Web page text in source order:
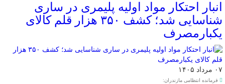
انبار احتکار مواد اولیه پلیمری در ساری
شناسایی شد؛ کشف ۳۵۰ هزار قلم کالای
یکبارمصرف
۰۷ مرداد ۱۴۰۵
فرمانده انتظامی مازندران: